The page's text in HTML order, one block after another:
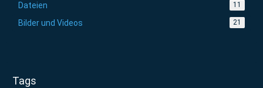
Dateien 11
Bilder und Videos 21
Tags